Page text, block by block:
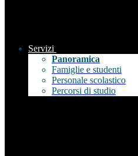
Servizi
Panoramica
Famiglie e studenti
Personale scolastico
Percorsi di studio